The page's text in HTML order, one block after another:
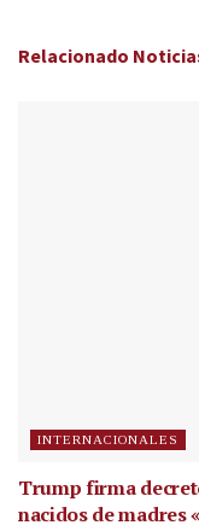
Relacionado
INTERNACIONALES
Trump firma
nacidos de madres